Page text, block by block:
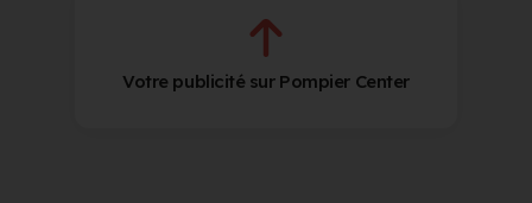
Votre publicité sur Pompier Center